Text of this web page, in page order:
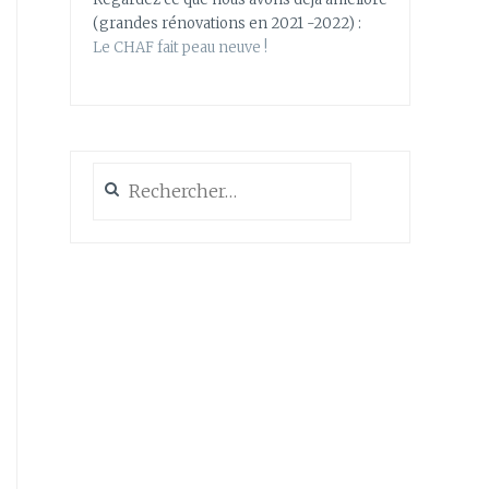
(grandes rénovations en 2021 -2022) :
Le CHAF fait peau neuve !